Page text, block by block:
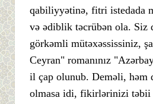
qabiliyyətinə, fitri istedada
və ədiblik təcrübən ola. Siz
görkəmli mütəxəssissiniz,
Ceyran" romanınız
il çap olunub. Deməli, həm
olmasa idi, fikirlərinizi təbii